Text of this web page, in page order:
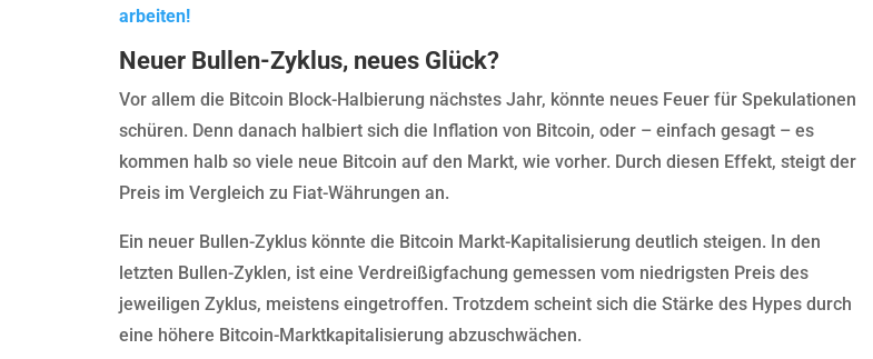
arbeiten!
Neuer Bullen-Zyklus, neues Glück?
Vor allem die Bitcoin Block-Halbierung nächstes Jahr, könnte neues Feuer für Spekulationen
schüren. Denn danach halbiert sich die Inflation von Bitcoin, oder – einfach gesagt – es
kommen halb so viele neue Bitcoin auf den Markt, wie vorher. Durch diesen Effekt, steigt der
Preis im Vergleich zu Fiat-Währungen an.
Ein neuer Bullen-Zyklus könnte die Bitcoin Markt-Kapitalisierung deutlich steigen. In den
letzten Bullen-Zyklen, ist eine Verdreißigfachung gemessen vom niedrigsten Preis des
jeweiligen Zyklus, meistens eingetroffen. Trotzdem scheint sich die Stärke des Hypes durch
eine höhere Bitcoin-Marktkapitalisierung abzuschwächen.